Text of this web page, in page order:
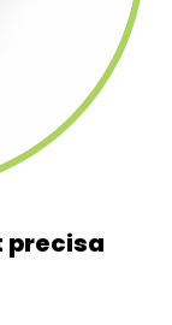
precisa